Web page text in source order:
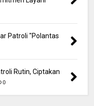
Patroli "Polantas
Rutin, Ciptakan
0